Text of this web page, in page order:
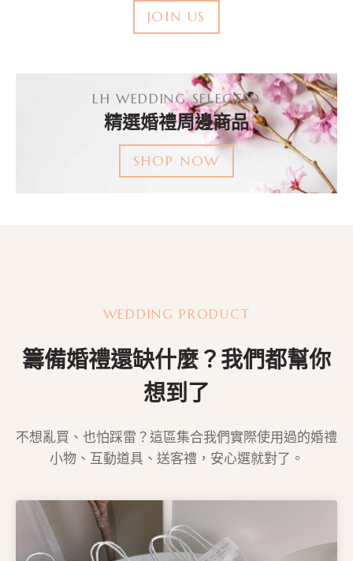
JOIN US
LH WEDDING SELECTED
精選婚禮周邊商品
SHOP NOW
WEDDING PRODUCT
籌備婚禮還缺什麼？我們都幫你
想到了
不想亂買、也怕踩雷？這區集合我們實際使用過的婚禮
小物、互動道具、送客禮，安心選就對了。